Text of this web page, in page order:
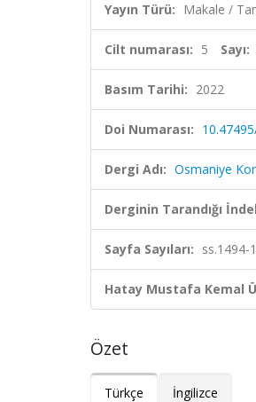
Yayın Türü: Makale /
Cilt numarası: 5 Sayı:
Basım Tarihi: 2022
Doi Numarası:
Dergi Adı: Osmaniye
Derginin Tarandığı
Sayfa Sayıları: ss.1494-
Hatay Mustafa Kemal
Özet
Türkçe İngilizce